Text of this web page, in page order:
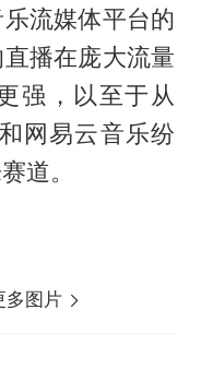
流媒体平台的
播在庞大流量
强，以至于从
网易云音乐纷
道。
多图片